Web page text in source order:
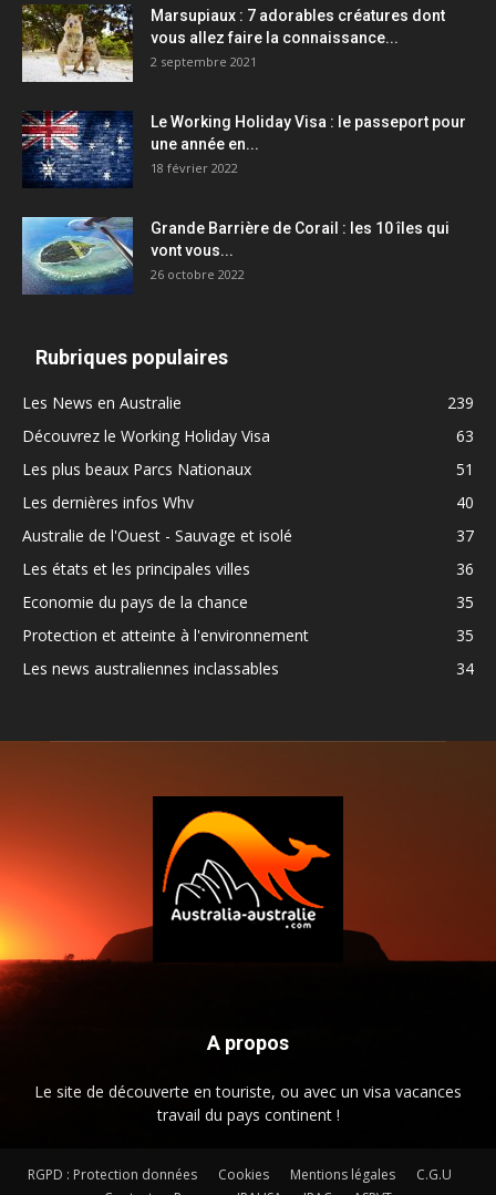
Marsupiaux : 7 adorables créatures dont
vous allez faire la connaissance...
2 septembre 2021
Le Working Holiday Visa : le passeport pour
une année en...
18 février 2022
Grande Barrière de Corail : les 10 îles qui
vont vous...
26 octobre 2022
Rubriques populaires
Les News en Australie
239
Découvrez le Working Holiday Visa
63
Les plus beaux Parcs Nationaux
51
Les dernières infos Whv
40
Australie de l'Ouest - Sauvage et isolé
37
Les états et les principales villes
36
Economie du pays de la chance
35
Protection et atteinte à l'environnement
35
Les news australiennes inclassables
34
A propos
Le site de découverte en touriste, ou avec un visa vacances
travail du pays continent !
RGPD : Protection données Cookies Mentions légales
C.G.U